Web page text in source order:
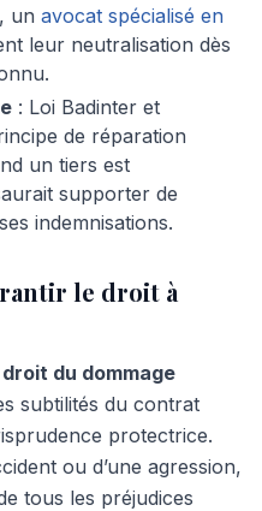
un avocat spécialisé en
leur neutralisation dès
: Loi Badinter et
de réparation
un tiers est
supporter de
indemnisations.
le droit à
droit du dommage
subtilités du contrat
protectrice.
ou d’une agression,
tous les préjudices